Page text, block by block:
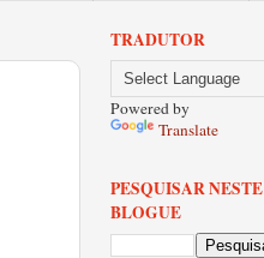
TRADUTOR
Powered by
Translate
PESQUISAR NESTE
BLOGUE